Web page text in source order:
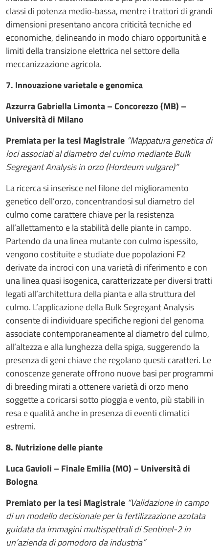
classi di potenza medio‑bassa, mentre i trattori di grandi
dimensioni presentano ancora criticità tecniche ed
economiche, delineando in modo chiaro opportunità e
limiti della transizione elettrica nel settore della
meccanizzazione agricola.
7. Innovazione varietale e genomica
Azzurra Gabriella Limonta – Concorezzo (MB) –
Università di Milano
Premiata per la tesi Magistrale “Mappatura genetica di
loci associati al diametro del culmo mediante Bulk
Segregant Analysis in orzo (Hordeum vulgare)”
La ricerca si inserisce nel filone del miglioramento
genetico dell’orzo, concentrandosi sul diametro del
culmo come carattere chiave per la resistenza
all’allettamento e la stabilità delle piante in campo.
Partendo da una linea mutante con culmo ispessito,
vengono costituite e studiate due popolazioni F2
derivate da incroci con una varietà di riferimento e con
una linea quasi isogenica, caratterizzate per diversi tratti
legati all’architettura della pianta e alla struttura del
culmo. L’applicazione della Bulk Segregant Analysis
consente di individuare specifiche regioni del genoma
associate contemporaneamente al diametro del culmo,
all’altezza e alla lunghezza della spiga, suggerendo la
presenza di geni chiave che regolano questi caratteri. Le
conoscenze generate offrono nuove basi per programmi
di breeding mirati a ottenere varietà di orzo meno
soggette a coricarsi sotto pioggia e vento, più stabili in
resa e qualità anche in presenza di eventi climatici
estremi.
8. Nutrizione delle piante
Luca Gavioli – Finale Emilia (MO) – Università di
Bologna
Premiato per la tesi Magistrale “Validazione in campo
di un modello decisionale per la fertilizzazione azotata
guidata da immagini multispettrali di Sentinel-2 in
un’azienda di pomodoro da industria”